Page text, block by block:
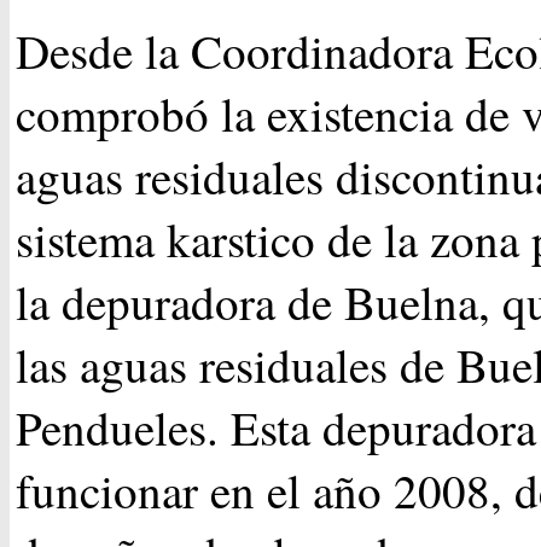
Desde la Coordinadora
comprobó la existencia de
aguas residuales
sistema karstico de la zona
la depuradora de Buelna,
las aguas residuales de
Pendueles. Esta
funcionar en el año 2008,